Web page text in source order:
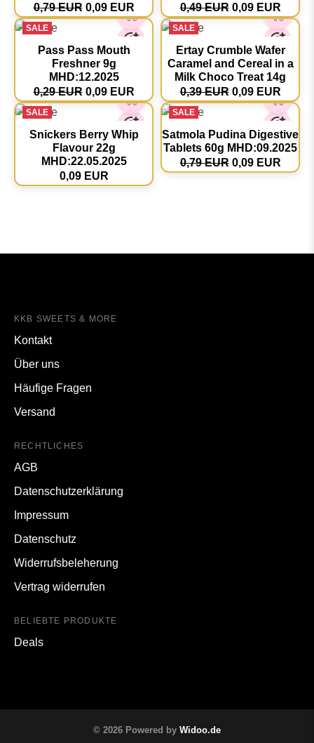
0,79 EUR 0,09 EUR
0,49 EUR 0,09 EUR
SALE
Pass Pass Mouth
Freshner 9g
MHD:12.2025
0,29 EUR 0,09 EUR
SALE
Ertay Crumble Wafer
Caramel and Cereal in a
Milk Choco Treat 14g
0,39 EUR 0,09 EUR
SALE
Snickers Berry Whip
Flavour 22g
MHD:22.05.2025
0,09 EUR
SALE
Satmola Pudina Digestive
Tablets 60g MHD:09.2025
0,79 EUR 0,09 EUR
KKB SWEETS & MORE
Kontakt
Über uns
Häufige Fragen
Versand
RECHTLICHES
AGB
Datenschutzerklärung
Impressum
Datenschutz
Widerrufsbeleherung
Vertrag widerrufen
BELIEBTE PRODUKTE
Deals
© 2026 Powered by Widoo.de